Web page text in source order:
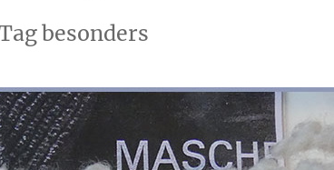
besonders